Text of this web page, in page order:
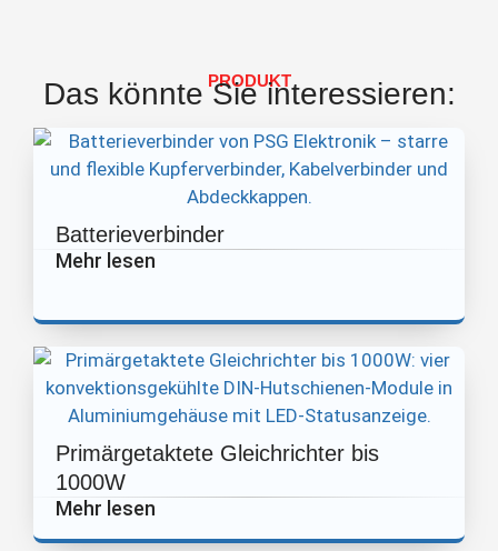
PRODUKT
Das könnte Sie interessieren:
Batterieverbinder
Mehr lesen
Primärgetaktete Gleichrichter bis
1000W
Mehr lesen